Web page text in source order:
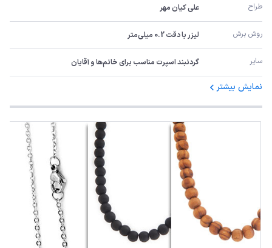
طراح علی کیان مهر
روش برش لیزر با دقت 0.2 میلی‌متر
سایر گردنبند اسپرت مناسب برای خانم‌ها و آقایان
نمایش بیشتر